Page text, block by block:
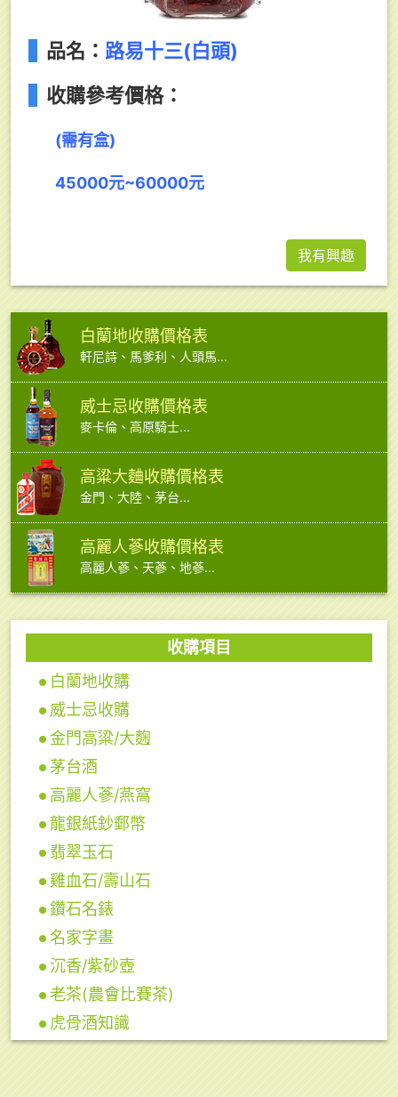
品名： 路易十三(白頭)
收購參考價格：
(需有盒)
45000元~60000元
我有興趣
白蘭地收購價格表
軒尼詩、馬爹利、人頭馬...
威士忌收購價格表
麥卡倫、高原騎士...
高粱大麯收購價格表
金門、大陸、茅台...
高麗人蔘收購價格表
高麗人蔘、天蔘、地蔘...
收購項目
白蘭地收購
威士忌收購
金門高粱/大麴
茅台酒
高麗人蔘/燕窩
龍銀紙鈔郵幣
翡翠玉石
雞血石/壽山石
鑽石名錶
名家字畫
沉香/紫砂壺
老茶(農會比賽茶)
虎骨酒知識